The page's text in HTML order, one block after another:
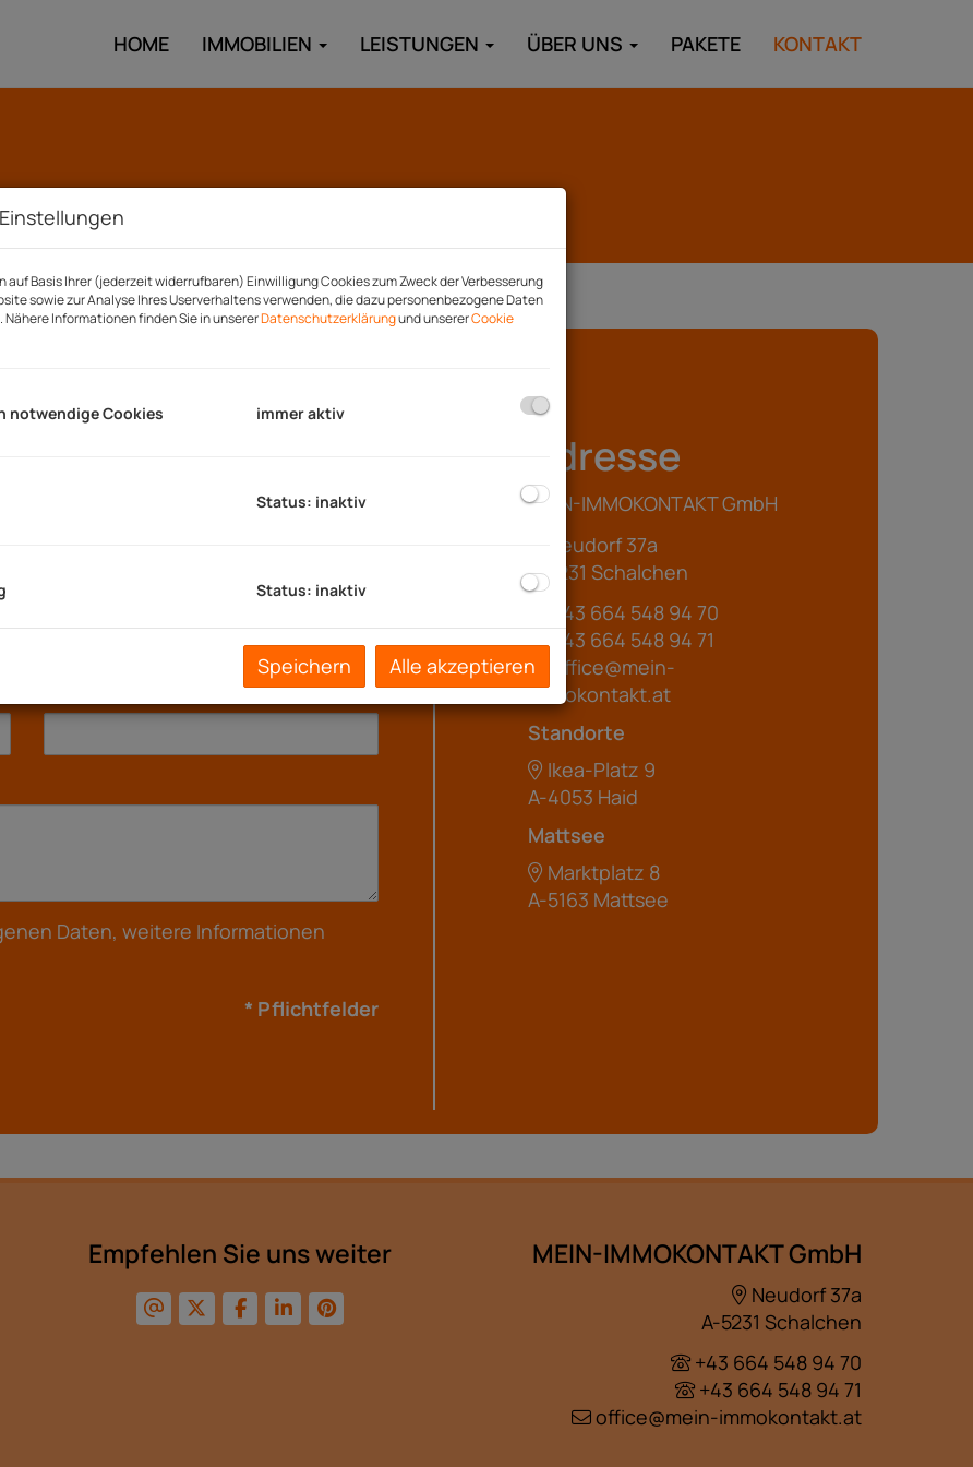
HOME IMMOBILIEN LEISTUNGEN ÜBER UNS PAKETE KONTAKT
Anfrage
Daten, weitere Informationen
* Pflichtfelder
Adresse
MEIN-IMMOKONTAKT GmbH
Neudorf 37a
A-5231 Schalchen
+43 664 548 94 70
+43 664 548 94 71
office@mein-
immokontakt.at
Standorte
Ikea-Platz 9
A-4053 Haid
Mattsee
Marktplatz 8
A-5163 Mattsee
Empfehlen Sie uns weiter MEIN-IMMOKONTAKT GmbH
Neudorf 37a
A-5231 Schalchen
+43 664 548 94 70
+43 664 548 94 71
office@mein-immokontakt.at
auf Basis Ihrer (jederzeit widerrufbaren) Einwilligung Cookies zum Zweck der Verbesserung
sowie zur Analyse Ihres Userverhaltens verwenden, die dazu personenbezogene Daten
Informationen finden Sie in unsererDatenschutzerklärungund unsererCookie
notwendige Cookies immer aktiv
Status: inaktiv
Status: inaktiv
Speichern Alle akzeptieren